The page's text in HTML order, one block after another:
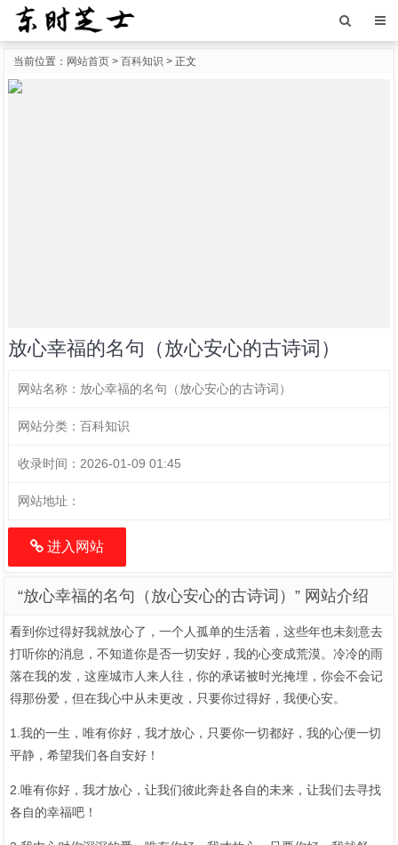
当前位置： 网站首页 > 百科知识 > 正文
放心幸福的名句（放心安心的古诗词）
网站名称： 放心幸福的名句（放心安心的古诗词）
网站分类： 百科知识
收录时间： 2026-01-09 01:45
网站地址：
进入网站
“放心幸福的名句（放心安心的古诗词）” 网站介绍
看到你过得好我就放心了，一个人孤单的生活着，这些年也未刻意去
打听你的消息，不知道你是否一切安好，我的心变成荒漠。冷冷的雨
落在我的发，这座城市人来人往，你的承诺被时光掩埋，你会不会记
得那份爱，但在我心中从未更改，只要你过得好，我便心安。
1.我的一生，唯有你好，我才放心，只要你一切都好，我的心便一切
平静，希望我们各自安好！
2.唯有你好，我才放心，让我们彼此奔赴各自的未来，让我们去寻找
各自的幸福吧！